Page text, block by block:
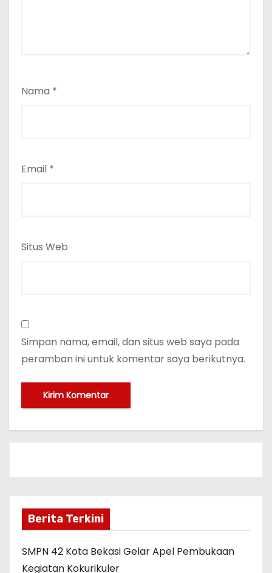
Nama *
Email *
Situs Web
Simpan nama, email, dan situs web saya pada
peramban ini untuk komentar saya berikutnya.
Berita Terkini
SMPN 42 Kota Bekasi Gelar Apel Pembukaan
Kegiatan Kokurikuler